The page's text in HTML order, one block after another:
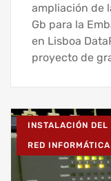
ampliación de
Gb para la
en Lisboa
proyecto de
INSTALACIÓN DEL
RED